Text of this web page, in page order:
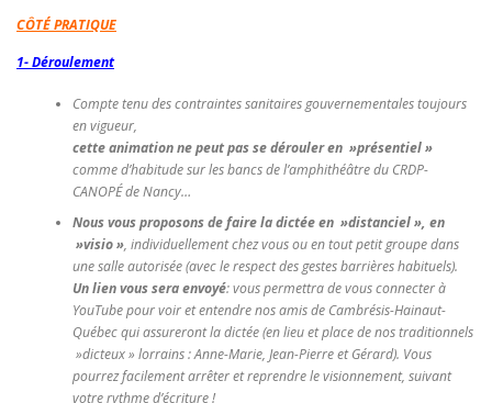
CÔTÉ PRATIQUE
1- Déroulement
Compte tenu des contraintes sanitaires gouvernementales toujours
en vigueur,
cette animation ne peut pas se dérouler en »présentiel »
comme d’habitude sur les bancs de l’amphithéâtre du CRDP-
CANOPÉ de Nancy…
Nous vous proposons de faire la dictée en »distanciel », en
»visio », individuellement chez vous ou en tout petit groupe dans
une salle autorisée(avec le respect des gestes barrières habituels).
Un lien vous sera envoyé: vous permettra de vous connecter à
YouTube pour voir et entendre nos amis de Cambrésis-Hainaut-
Québec qui assureront la dictée(en lieu et place de nos traditionnels
»dicteux » lorrains : Anne-Marie, Jean-Pierre et Gérard). Vous
pourrez facilement arrêter et reprendre le visionnement, suivant
votre rythme d’écriture !